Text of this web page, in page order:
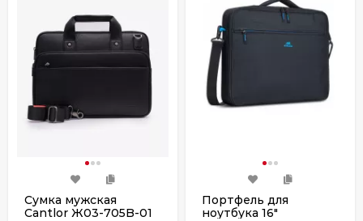
Сумка мужская
Cantlor Ж03-705B-01
Портфель для
ноутбука 16"